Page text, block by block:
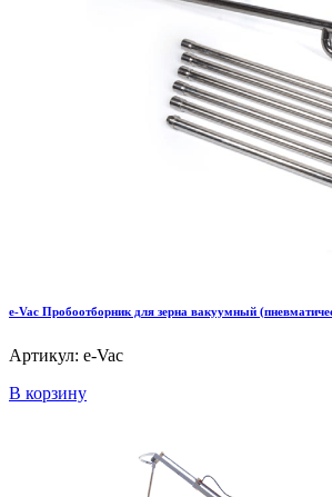
e-Vac Пробоотборник для зерна вакуумный
Артикул: e-Vac
В корзину